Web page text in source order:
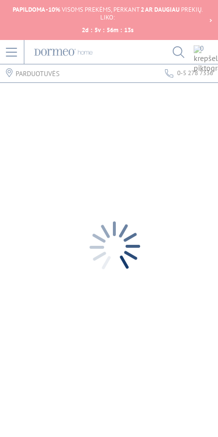
PAPILDOMA -10%VISOMS PREKĖMS, PERKANT2 AR DAUGIAUPREKIŲ.
LIKO:
2d : 5v : 56m : 13s
0
PARDUOTUVĖS 0-5 278 7336